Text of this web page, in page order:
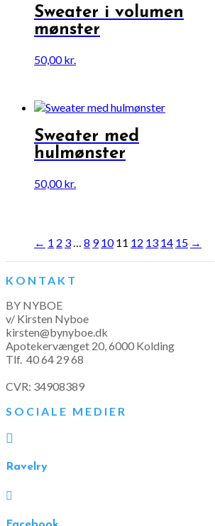
Sweater i volumen
mønster
50,00kr.
Sweater med
hulmønster
50,00kr.
← 1 2 3… 8 9 10 11 12 13 14 15 →
KONTAKT
BY NYBOE
v/ Kirsten Nyboe
kirsten@bynyboe.dk
Apotekervænget 20, 6000 Kolding
Tlf. 40 64 29 68
CVR: 34908389
SOCIALE MEDIER

Ravelry
